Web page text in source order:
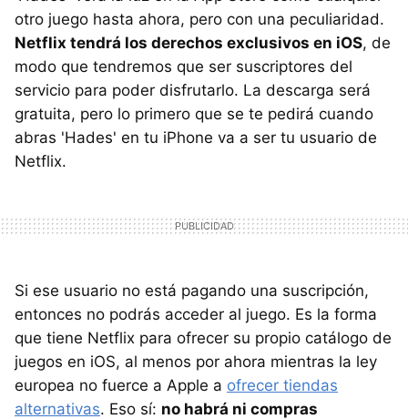
otro juego hasta ahora, pero con una peculiaridad.
Netflix tendrá los derechos exclusivos en iOS, de
modo que tendremos que ser suscriptores del
servicio para poder disfrutarlo. La descarga será
gratuita, pero lo primero que se te pedirá cuando
abras 'Hades' en tu iPhone va a ser tu usuario de
Netflix.
Si ese usuario no está pagando una suscripción,
entonces no podrás acceder al juego. Es la forma
que tiene Netflix para ofrecer su propio catálogo de
juegos en iOS, al menos por ahora mientras la ley
europea no fuerce a Apple a ofrecer tiendas
alternativas. Eso sí: no habrá ni compras